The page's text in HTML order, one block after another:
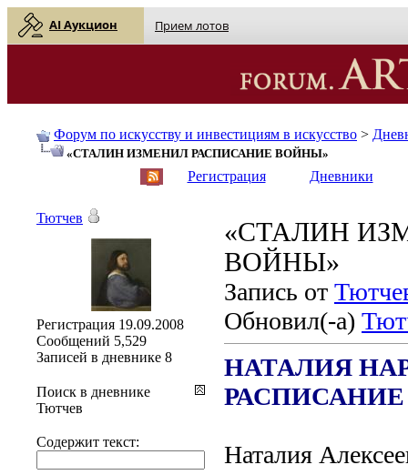
AI Аукцион Прием лотов
Форум по искусству и инвестициям в искусство >
«СТАЛИН ИЗМЕНИЛ РАСПИСАНИЕ ВОЙНЫ»
Регистрация Дневники
«СТАЛИН
ВОЙНЫ»
Запись от
Обновил(-а)
НАТАЛИЯ
Наталия
Тютчев
Регистрация 19.09.2008
Сообщений 5,529
Записей в дневнике 8
Поиск в дневнике
Тютчев
Содержит текст: